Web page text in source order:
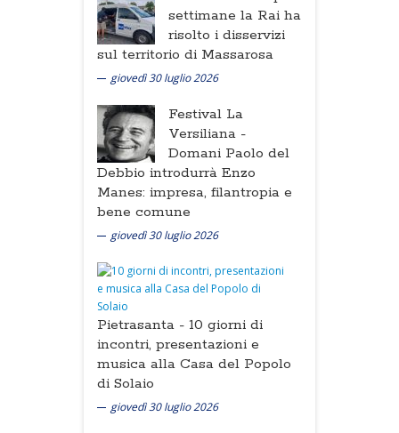
settimane la Rai ha
risolto i disservizi
sul territorio di Massarosa
giovedì 30 luglio 2026
Festival La
Versiliana -
Domani Paolo del
Debbio introdurrà Enzo
Manes: impresa, filantropia e
bene comune
giovedì 30 luglio 2026
Pietrasanta - 10 giorni di
incontri, presentazioni e
musica alla Casa del Popolo
di Solaio
giovedì 30 luglio 2026